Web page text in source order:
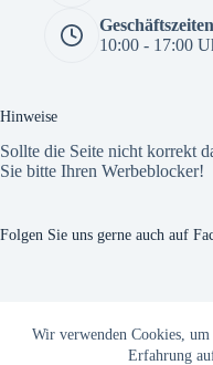
Wir verwenden Cookies,
Erfahrung
10:00 - 17:00
Hinweise
Sollte die Seite nicht korrekt
Sie bitte Ihren Werbeblocker!
Folgen Sie uns gerne auch auf